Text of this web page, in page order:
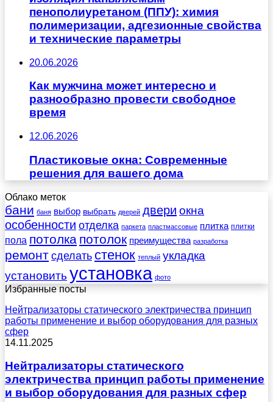
пенополиуретаном (ППУ): химия
полимеризации, адгезионные свойства
и технические параметры
20.06.2026
Как мужчина может интересно и
разнообразно провести свободное
время
12.06.2026
Пластиковые окна: Современные
решения для вашего дома
Облако меток
бани баня выбор выбрать дверей двери окна
особенности отделка паркета пластмассовые плитка плитки
пола потолка потолок преимущества разработка
ремонт сделать стенок теплый укладка
установить установка фото
Избранные посты
Нейтрализаторы статического электричества принцип
работы применение и выбор оборудования для разных
сфер
14.11.2025
Нейтрализаторы статического
электричества принцип работы применение
и выбор оборудования для разных сфер